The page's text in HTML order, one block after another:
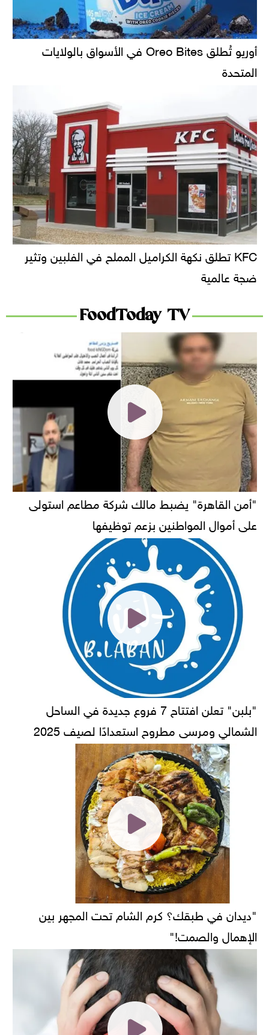
أوريو تُطلق Oreo Bites في الأسواق بالولايات
المتحدة
KFC تطلق نكهة الكراميل المملح في الفلبين وتثير
ضجة عالمية
FoodToday TV
"أمن القاهرة" يضبط مالك شركة مطاعم استولى
على أموال المواطنين بزعم توظيفها
"بلبن" تعلن افتتاح 7 فروع جديدة في الساحل
الشمالي ومرسى مطروح استعدادًا لصيف 2025
"ديدان في طبقك؟ كرم الشام تحت المجهر بين
الإهمال والصمت!"